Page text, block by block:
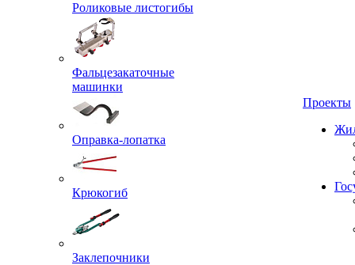
Роликовые листогибы
Фальцезакаточные
машинки
Оправка-лопатка
Крюкогиб
Заклепочники
Проекты